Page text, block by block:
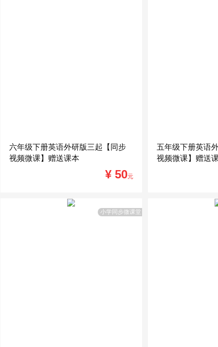
六年级下册英语外研版三起【同步
视频微课】赠送课本
¥ 50元
五年级下册英语
视频微课】赠送
小学同步微课堂